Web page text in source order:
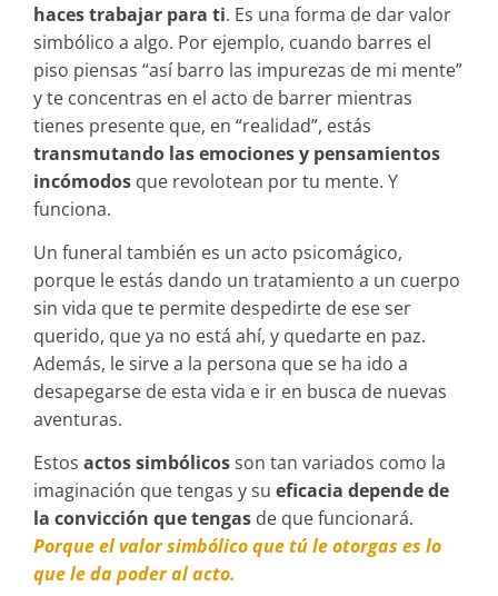
haces trabajar para ti. Es una forma de dar valor
simbólico a algo. Por ejemplo, cuando barres el
piso piensas “así barro las impurezas de mi mente”
y te concentras en el acto de barrer mientras
tienes presente que, en “realidad”, estás
transmutando las emociones y pensamientos
incómodos que revolotean por tu mente. Y
funciona.
Un funeral también es un acto psicomágico,
porque le estás dando un tratamiento a un cuerpo
sin vida que te permite despedirte de ese ser
querido, que ya no está ahí, y quedarte en paz.
Además, le sirve a la persona que se ha ido a
desapegarse de esta vida e ir en busca de nuevas
aventuras.
Estos actos simbólicosson tan variados como la
imaginación que tengas y su eficacia depende de
la convicción que tengas de que funcionará.
Porque el valor simbólico que tú le otorgas es lo
que le da poder al acto.